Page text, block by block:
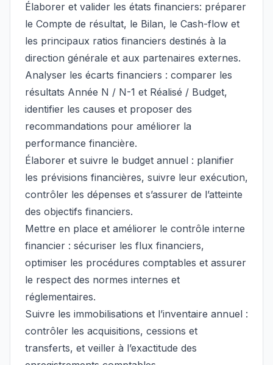
Élaborer et valider les états financiers: préparer
le Compte de résultat, le Bilan, le Cash-flow et
les principaux ratios financiers destinés à la
direction générale et aux partenaires externes.
Analyser les écarts financiers : comparer les
résultats Année N / N-1 et Réalisé / Budget,
identifier les causes et proposer des
recommandations pour améliorer la
performance financière.
Élaborer et suivre le budget annuel : planifier
les prévisions financières, suivre leur exécution,
contrôler les dépenses et s’assurer de l’atteinte
des objectifs financiers.
Mettre en place et améliorer le contrôle interne
financier : sécuriser les flux financiers,
optimiser les procédures comptables et assurer
le respect des normes internes et
réglementaires.
Suivre les immobilisations et l’inventaire annuel :
contrôler les acquisitions, cessions et
transferts, et veiller à l’exactitude des